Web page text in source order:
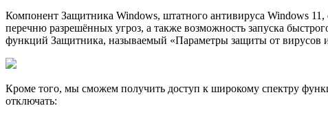
Компонент Защитника Windows, штатного антивируса Windows
перечню разрешённых угроз, а также возможность запуска
функций Защитника, называемый «Параметры защиты от
Кроме того, мы сможем получить доступ к широкому спектру
отключать: